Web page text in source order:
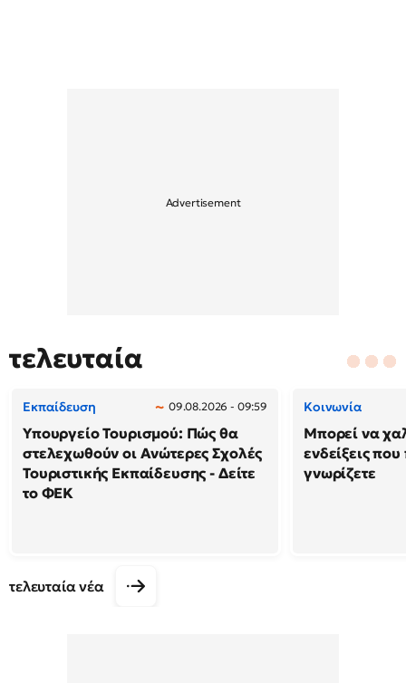
τελευταία
Εκπαίδευση 09.08.2026 - 09:59
Υπουργείο Τουρισμού: Πώς θα
στελεχωθούν οι Ανώτερες Σχολές
Τουριστικής Εκπαίδευσης - Δείτε
το ΦΕΚ
Κοινωνία
Μπορεί να
ενδείξεις
γνωρίζετε
τελευταία νέα